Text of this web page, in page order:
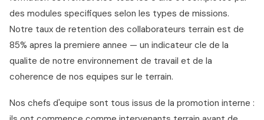
des modules specifiques selon les types de missions.
Notre taux de retention des collaborateurs terrain est de
85% apres la premiere annee — un indicateur cle de la
qualite de notre environnement de travail et de la
coherence de nos equipes sur le terrain.
Nos chefs d'equipe sont tous issus de la promotion interne :